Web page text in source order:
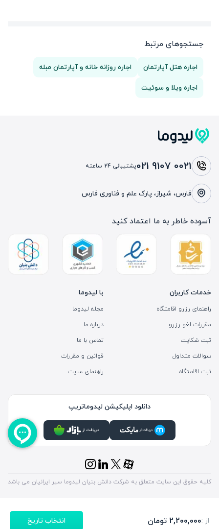
از :2,200,000 تومان انتخاب تاریخ
جستجوهای مرتبط
اجاره هتل آپارتمان
اجاره روزانه خانه و آپارتمان مبله
اجاره ویلا و سوئیت
خدمات کاربران
راهنمای رزرو اقامتگاه
مقررات لغو رزرو
ثبت شکایت
سوالات متداول
ثبت اقامتگاه
با لیدوما
مجله لیدوما
درباره ما
تماس با ما
قوانین و مقررات
راهنمای سایت
021 9107 0021پشتیبانی 24 ساعته
فارس، شیراز، پارک علم و فناوری فارس
آسوده خاطر به ما اعتماد کنید
دانلود اپلیکیشن لیدوماتریپ
کلیه حقوق این سایت متعلق به شرکت دانش بنیان لیدوما سیر ایرانیان می باشد